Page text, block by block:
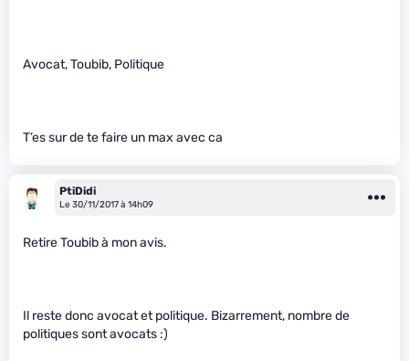
Avocat, Toubib, Politique
T’es sur de te faire un max avec ca
PtiDidi
Le 30/11/2017 à 14h09
Retire Toubib à mon avis.
Il reste donc avocat et politique. Bizarrement, nombre de
politiques sont avocats :)